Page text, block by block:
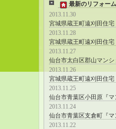
最新のリフォー
2013.11.30
宮城県蔵王町遠刈田住
2013.11.28
宮城県蔵王町遠刈田住
2013.11.27
仙台市太白区郡山マン
2013.11.26
宮城県蔵王町遠刈田住宅
2013.11.25
仙台市青葉区小田原『マ
2013.11.24
仙台市青葉区支倉町『マ
2013.11.22